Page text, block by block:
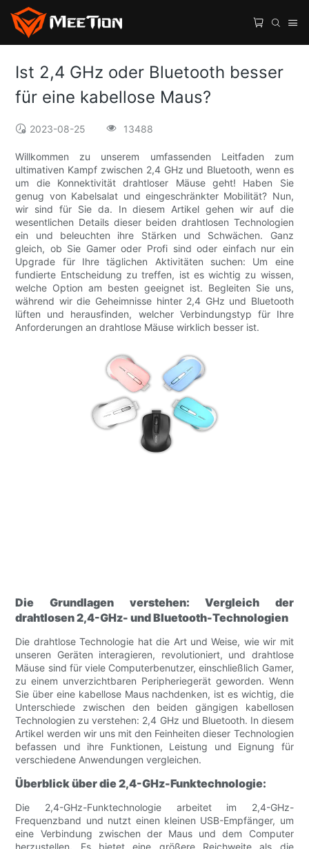
Ist 2,4 GHz oder Bluetooth besser
für eine kabellose Maus?
2023-08-25 13488
Willkommen zu unserem umfassenden Leitfaden zum
ultimativen Kampf zwischen 2,4 GHz und Bluetooth, wenn es
um die Konnektivität drahtloser Mäuse geht! Haben Sie
genug von Kabelsalat und eingeschränkter Mobilität? Nun,
wir sind für Sie da. In diesem Artikel gehen wir auf die
wesentlichen Details dieser beiden drahtlosen Technologien
ein und beleuchten ihre Stärken und Schwächen. Ganz
gleich, ob Sie Gamer oder Profi sind oder einfach nur ein
Upgrade für Ihre täglichen Aktivitäten suchen: Um eine
fundierte Entscheidung zu treffen, ist es wichtig zu wissen,
welche Option am besten geeignet ist. Begleiten Sie uns,
während wir die Geheimnisse hinter 2,4 GHz und Bluetooth
lüften und herausfinden, welcher Verbindungstyp für Ihre
Anforderungen an drahtlose Mäuse wirklich besser ist.
Die Grundlagen verstehen: Vergleich der
drahtlosen 2,4-GHz- und Bluetooth-Technologien
Die drahtlose Technologie hat die Art und Weise, wie wir mit
unseren Geräten interagieren, revolutioniert, und drahtlose
Mäuse sind für viele Computerbenutzer, einschließlich Gamer,
zu einem unverzichtbaren Peripheriegerät geworden. Wenn
Sie über eine kabellose Maus nachdenken, ist es wichtig, die
Unterschiede zwischen den beiden gängigen kabellosen
Technologien zu verstehen: 2,4 GHz und Bluetooth. In diesem
Artikel werden wir uns mit den Feinheiten dieser Technologien
befassen und ihre Funktionen, Leistung und Eignung für
verschiedene Anwendungen vergleichen.
Überblick über die 2,4-GHz-Funktechnologie:
Die 2,4-GHz-Funktechnologie arbeitet im 2,4-GHz-
Frequenzband und nutzt einen kleinen USB-Empfänger, um
eine Verbindung zwischen der Maus und dem Computer